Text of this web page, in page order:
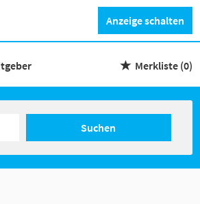
Anzeige schalten
Merkliste (0)
Suchen